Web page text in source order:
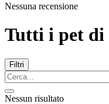
Nessuna recensione
Tutti i pet di
Filtri
Nessun risultato